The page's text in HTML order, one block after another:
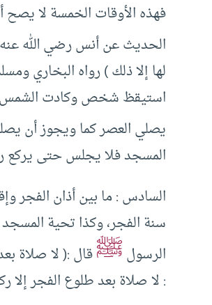
فهذه الأوقات الخمسة لا يصح
الحديث عن أنس رضي الله عنه
لها إلا ذلك ) رواه البخاري
استيقظ شخص وكادت الشمس
يصلي العصر كما ويجوز أن
المسجد فلا يجلس حتى يركع
السادس : ما بين أذان الفجر
سنة الفجر، وكذا تحية
الرسولﷺقال :( لا صلاة
: لا صلاة بعد طلوع الفجر إلا